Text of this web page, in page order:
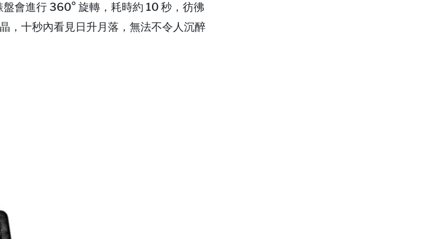
會進行 360° 旋轉，耗時約 10 秒，彷彿
，十秒內看見日升月落，無法不令人沉醉